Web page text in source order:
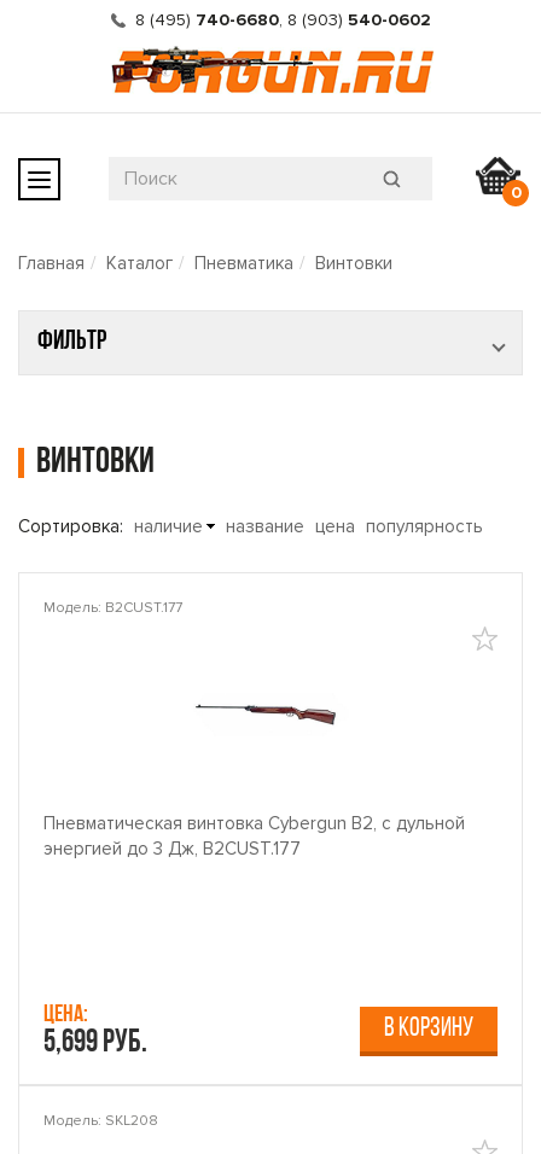
8 (495) 740-6680, 8 (903) 540-0602
0
Главная Каталог Пневматика Винтовки
Винтовки
Сортировка: наличие название цена популярность
Модель: B2CUST.177
Пневматическая винтовка Cybergun B2, с дульной
энергией до 3 Дж, B2CUST.177
Цена:
5,699 руб. В КОРЗИНУ
Модель: SKL208
Фильтр